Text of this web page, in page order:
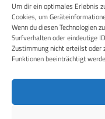
Um dir ein optimales Erlebnis
Cookies, um
Wenn du diesen Technologien
Surfverhalten oder eindeutige
Zustimmung nicht erteilst oder
Funktionen beeinträchtigt
RECHTLICHES
Cookie-Richtlinie (EU)